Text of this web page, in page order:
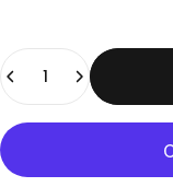
Cantidad